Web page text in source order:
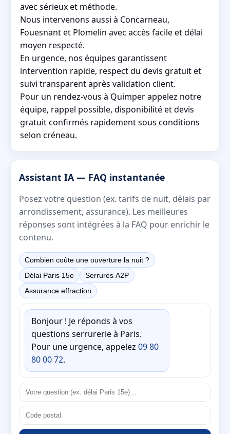
avec sérieux et méthode.
Nous intervenons aussi à Concarneau,
Fouesnant et Plomelin avec accès facile et délai
moyen respecté.
En urgence, nos équipes garantissent
intervention rapide, respect du devis gratuit et
suivi transparent après validation client.
Pour un rendez-vous à Quimper appelez notre
équipe, rappel possible, disponibilité et devis
gratuit confirmés rapidement sous conditions
selon créneau.
Assistant IA — FAQ instantanée
Posez votre question (ex. tarifs de nuit, délais par
arrondissement, assurance). Les meilleures
réponses sont intégrées à la FAQ pour enrichir le
contenu.
Combien coûte une ouverture la nuit ?
Délai Paris 15e
Serrures A2P
Assurance effraction
Bonjour ! Je réponds à vos
questions serrurerie à Paris.
Pour une urgence, appelez 09 80
80 00 72.